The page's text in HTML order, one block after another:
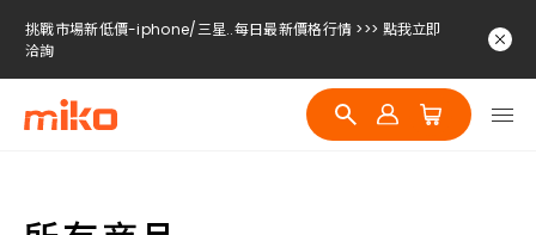
挑戰市場新低價-iphone/三星..每日最新價格行情 >>> 點我立即
洽詢
挑戰市場新低價-iphone/三星..每日最新價格行情 >>> 點我立即
洽詢
挑戰市場新低價-iphone/三星..每日最新價格行情 >>> 點我立即